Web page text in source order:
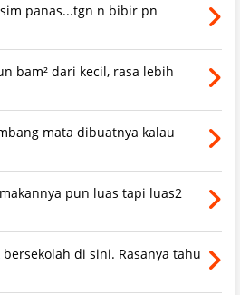
panas...tgn n bibir pn
bam² dari kecil, rasa lebih
mata dibuatnya kalau
pun luas tapi luas2
bersekolah di sini. Rasanya tahu